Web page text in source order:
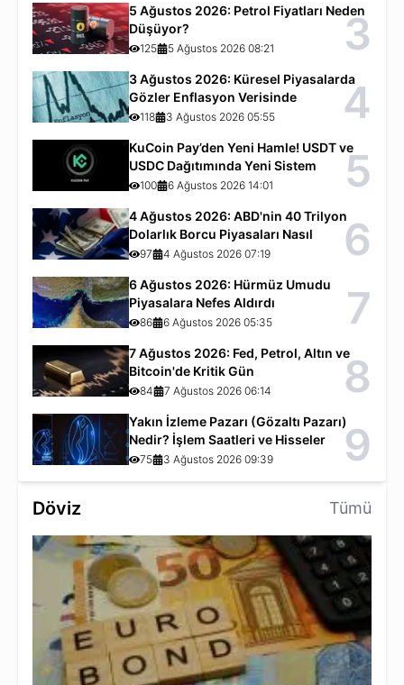
Döviz Tümü
5 Ağustos 2026: Petrol Fiyatları Neden
Düşüyor?
125 5 Ağustos 2026 08:21 3
3 Ağustos 2026: Küresel Piyasalarda
Gözler Enflasyon Verisinde
118 3 Ağustos 2026 05:55 4
KuCoin Pay’den Yeni Hamle! USDT ve
USDC Dağıtımında Yeni Sistem
100 6 Ağustos 2026 14:01 5
4 Ağustos 2026: ABD'nin 40 Trilyon
Dolarlık Borcu Piyasaları Nasıl
Etkiliyor?
97 4 Ağustos 2026 07:19 6
6 Ağustos 2026: Hürmüz Umudu
Piyasalara Nefes Aldırdı
86 6 Ağustos 2026 05:35 7
7 Ağustos 2026: Fed, Petrol, Altın ve
Bitcoin'de Kritik Gün
84 7 Ağustos 2026 06:14 8
Yakın İzleme Pazarı (Gözaltı Pazarı)
Nedir? İşlem Saatleri ve Hisseler
75 3 Ağustos 2026 09:39 9